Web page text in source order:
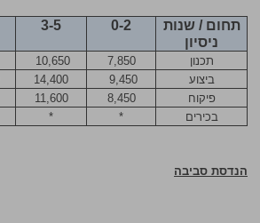
תחום / שנות
ניסיון
0-2
3-5
תכנון 7,850
10,650
ביצוע
9,450
14,400
פיקוח
8,450
11,600
בכירים
*
*
הנדסת סביבה